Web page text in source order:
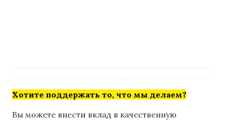
Хотите поддержать то, что мы делаем?
Вы можете внести вклад в качественную